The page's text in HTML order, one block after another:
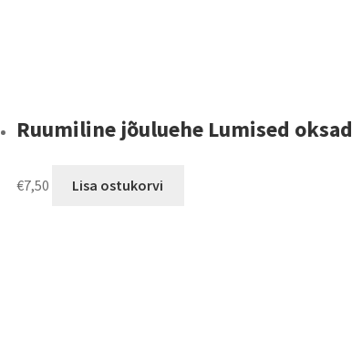
Ruumiline jõuluehe Lumised oksad
€7,50 Lisa ostukorvi